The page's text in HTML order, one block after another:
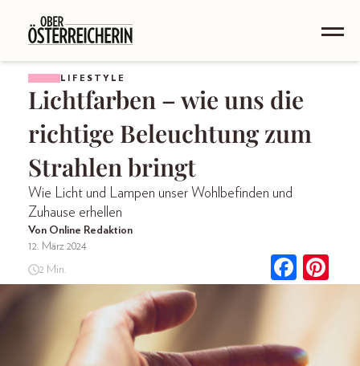
LIFESTYLE
Lichtfarben – wie uns die
richtige Beleuchtung zum
Strahlen bringt
Wie Licht und Lampen unser Wohlbefinden und
Zuhause erhellen
Von Online Redaktion
12. März 2024
2 Min.